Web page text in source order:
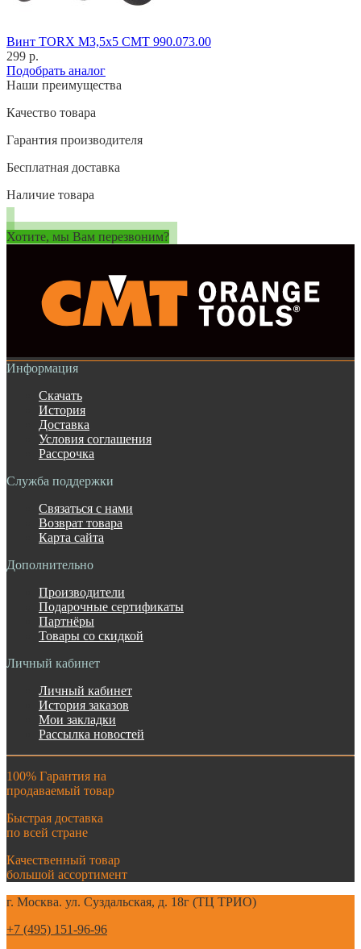
Винт TORX M3,5x5 CMT 990.073.00
299 р.
Подобрать аналог
Наши преимущества
Качество товара
Гарантия производителя
Бесплатная доставка
Наличие товара
Хотите, мы Вам перезвоним?
Информация
Скачать
История
Доставка
Условия соглашения
Рассрочка
Служба поддержки
Связаться с нами
Возврат товара
Карта сайта
Дополнительно
Производители
Подарочные сертификаты
Партнёры
Товары со скидкой
Личный кабинет
Личный кабинет
История заказов
Мои закладки
Рассылка новостей
100% Гарантия на
продаваемый товар
Быстрая доставка
по всей стране
Качественный товар
большой ассортимент
г. Москва. ул. Суздальская, д. 18г (ТЦ ТРИО)
+7 (495) 151-96-96